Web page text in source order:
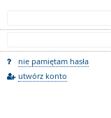
nie pamiętam hasła
utwórz konto